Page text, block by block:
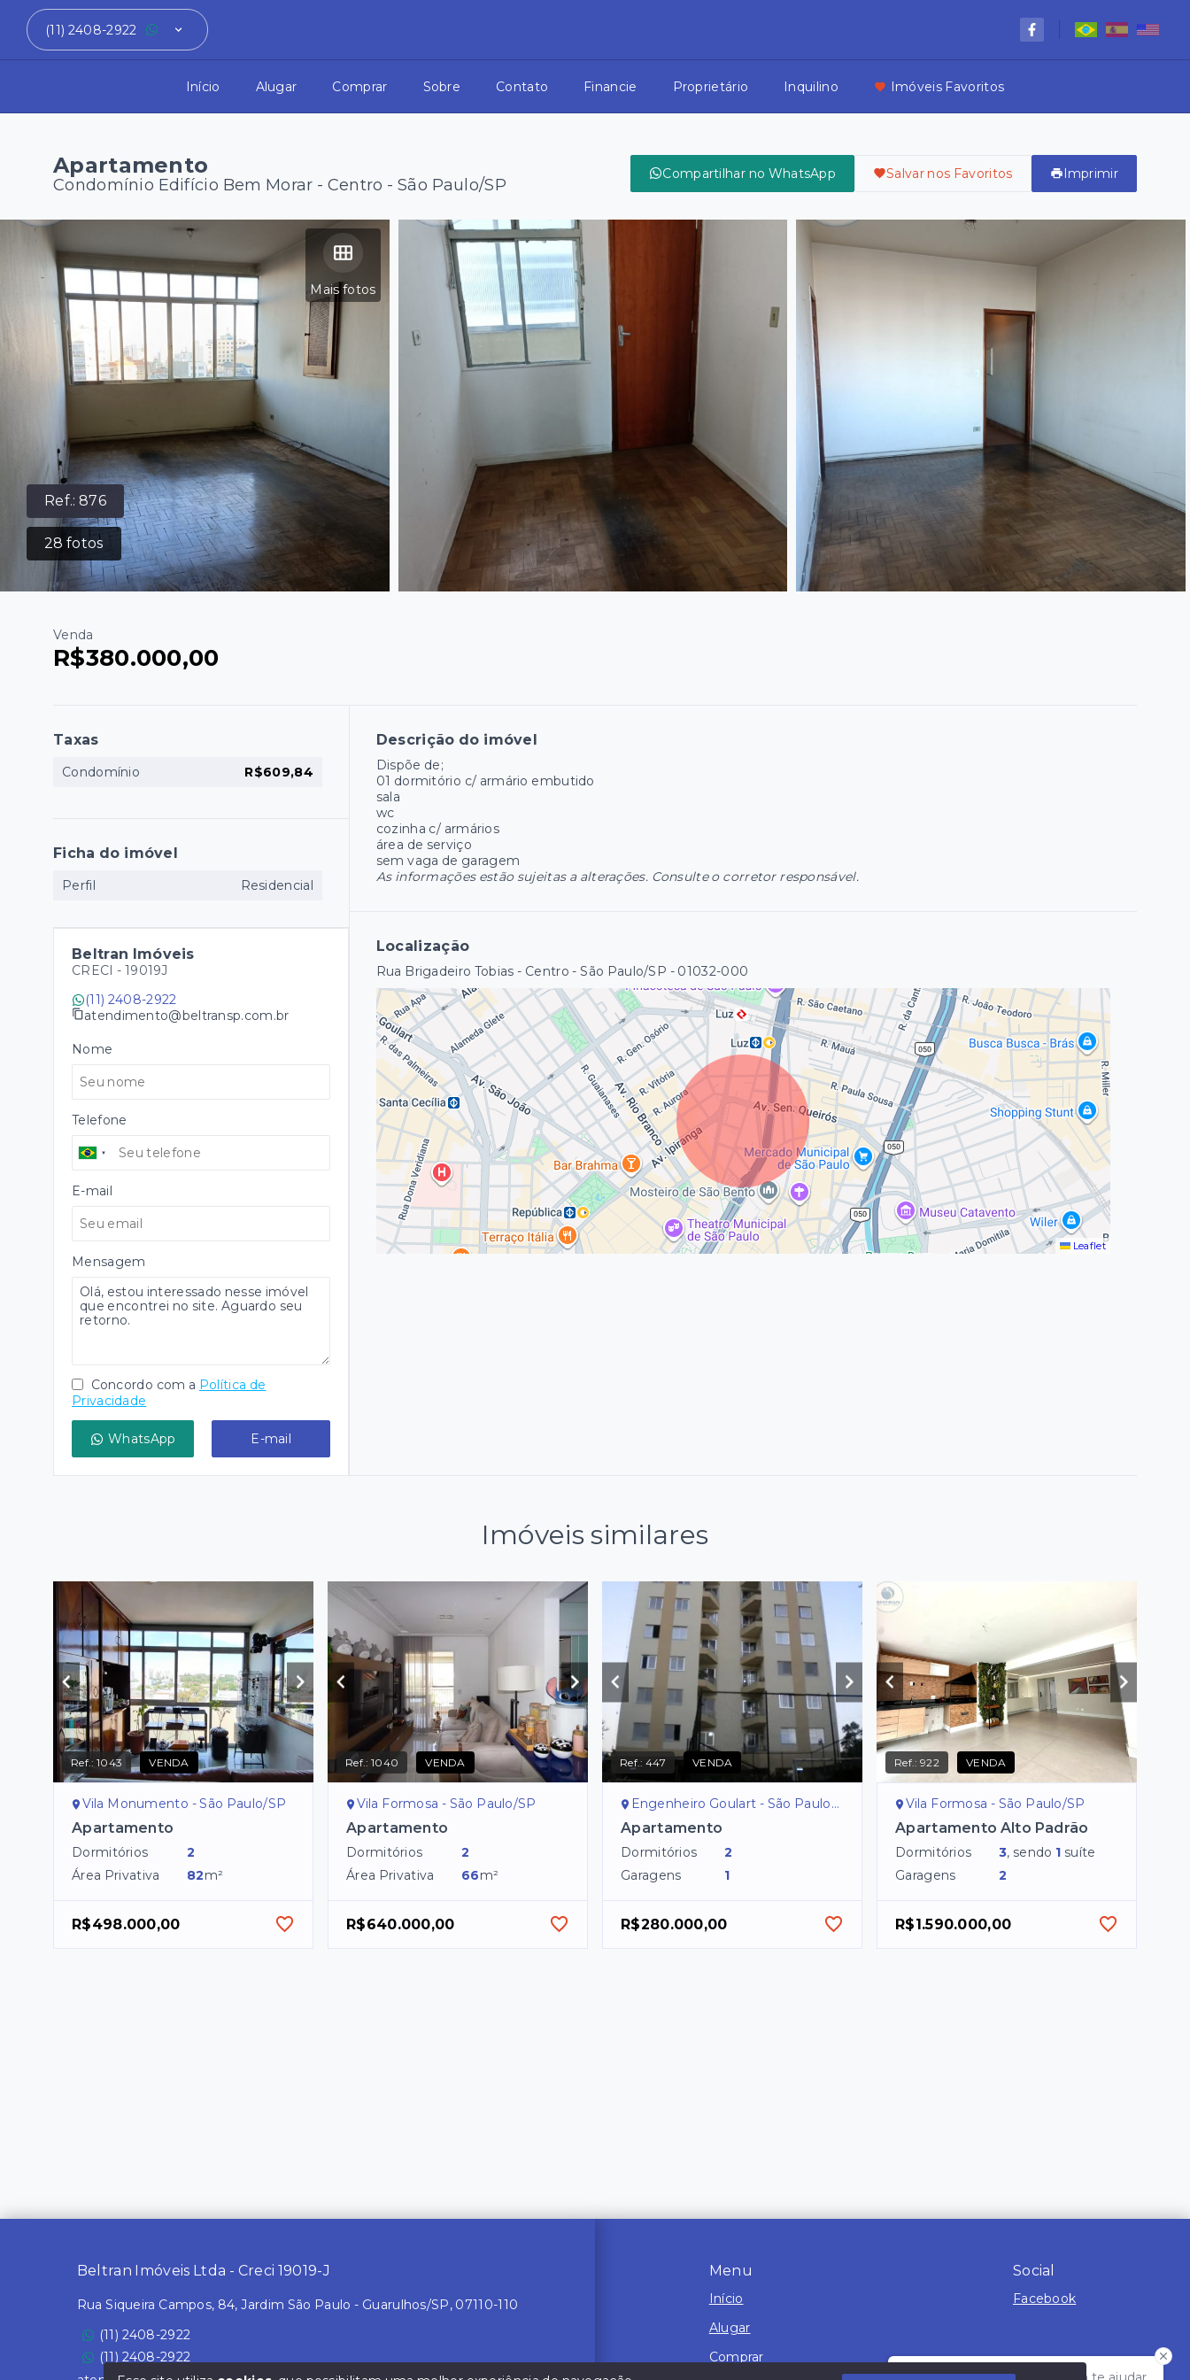
(11) 2408-2922
Início Alugar Comprar Sobre Contato Financie Proprietário Inquilino Imóveis Favoritos
Apartamento
Condomínio Edifício Bem Morar - Centro - São Paulo/SP
Compartilhar no WhatsApp Salvar nos Favoritos Imprimir
Ref.:876
28 fotos
Mais fotos
Venda
R$380.000,00
Descrição do imóvel
Dispõe de;
01 dormitório c/ armário embutido
sala
wc
cozinha c/ armários
área de serviço
sem vaga de garagem
As informações estão sujeitas a alterações. Consulte o corretor responsável.
Localização
Rua Brigadeiro Tobias - Centro - São Paulo/SP - 01032-000
Leaflet
Taxas
Condomínio R$609,84
Ficha do imóvel
Perfil Residencial
Beltran Imóveis
CRECI - 19019J
(11) 2408-2922
atendimento@beltransp.com.br
Nome
Telefone
E-mail
Mensagem
Concordo com a Política de
Privacidade
WhatsApp E-mail
Imóveis similares
Ref.:1043 VENDA
Vila Monumento - São Paulo/SP
Apartamento
Dormitórios
2
Área Privativa
82m²
R$498.000,00
Ref.:1040 VENDA
Vila Formosa - São Paulo/SP
Apartamento
Dormitórios
2
Área Privativa
66m²
R$640.000,00
Ref.:447 VENDA
Engenheiro Goulart - São Paulo/SP
Apartamento
Dormitórios
2
Garagens
1
R$280.000,00
Ref.:922 VENDA
Vila Formosa - São Paulo/SP
Apartamento Alto Padrão
Dormitórios 3, sendo 1 suíte
Garagens
2
R$1.590.000,00
Menu
Início
Alugar
Comprar
Social
Facebook
Beltran Imóveis Ltda - Creci 19019-J
Rua Siqueira Campos, 84, Jardim São Paulo - Guarulhos/SP, 07110-110
(11) 2408-2922
(11) 2408-2922